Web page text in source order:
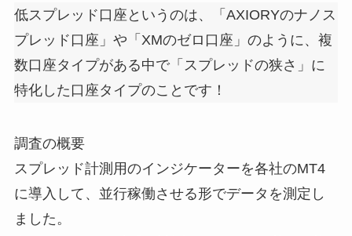
低スプレッド口座というのは、「AXIORYのナノス
プレッド口座」や「XMのゼロ口座」のように、複
数口座タイプがある中で「スプレッドの狭さ」に
特化した口座タイプのことです！
調査の概要
スプレッド計測用のインジケーターを各社のMT4
に導入して、並行稼働させる形でデータを測定し
ました。